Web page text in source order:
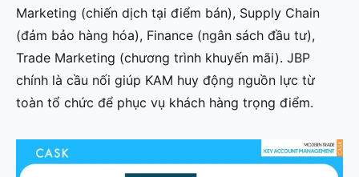
Marketing (chiến dịch tại điểm bán), Supply Chain
(đảm bảo hàng hóa), Finance (ngân sách đầu tư),
Trade Marketing (chương trình khuyến mãi). JBP
chính là cầu nối giúp KAM huy động nguồn lực từ
toàn tổ chức để phục vụ khách hàng trọng điểm.